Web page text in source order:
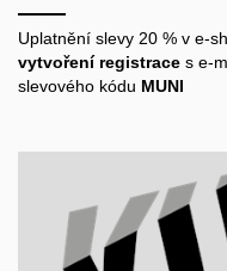
Uplatnění slevy 20 % v e-
vytvoření registrace s e-
slevového kódu MUNI